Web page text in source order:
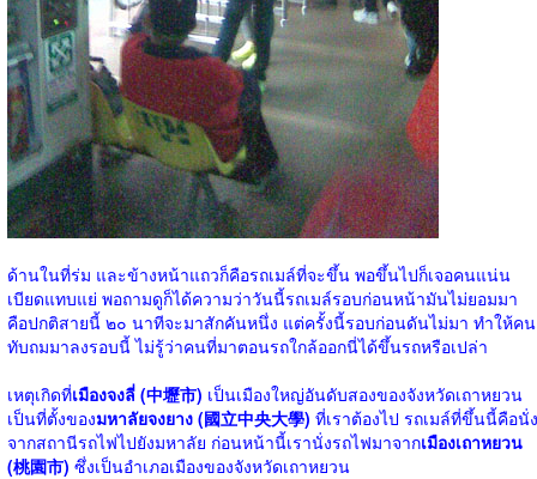
ด้านในที่ร่ม และข้างหน้าแถวก็คือรถเมล์ที่จะขึ้น พอขึ้นไปก็เจอคนแน่น
เบียดแทบแย่ พอถามดูก็ได้ความว่าวันนี้รถเมล์รอบก่อนหน้ามันไม่ยอมมา
คือปกติสายนี้ ๒๐ นาทีจะมาสักคันหนึ่ง แต่ครั้งนี้รอบก่อนดันไม่มา ทำให้คน
ทับถมมาลงรอบนี้ ไม่รู้ว่าคนที่มาตอนรถใกล้ออกนี่ได้ขึ้นรถหรือเปล่า
เหตุเกิดที่เมืองจงลี่ (中壢市) เป็นเมืองใหญ่อันดับสองของจังหวัดเถาหยวน
เป็นที่ตั้งของมหาลัยจงยาง (國立中央大學) ที่เราต้องไป รถเมล์ที่ขึ้นนี้คือนั่ง
จากสถานีรถไฟไปยังมหาลัย ก่อนหน้านี้เรานั่งรถไฟมาจากเมืองเถาหยวน
(桃園市) ซึ่งเป็นอำเภอเมืองของจังหวัดเถาหยวน